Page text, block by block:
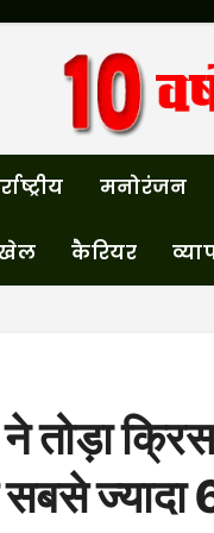
मनोरंजन
कैरियर
तोड़ा
सबसे